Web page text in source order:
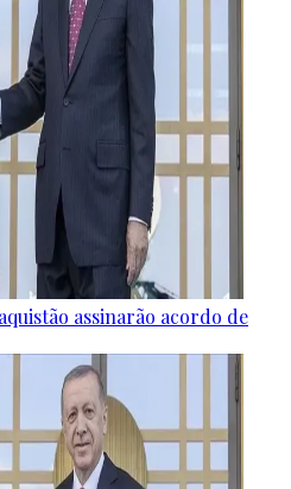
assinarão acordo de